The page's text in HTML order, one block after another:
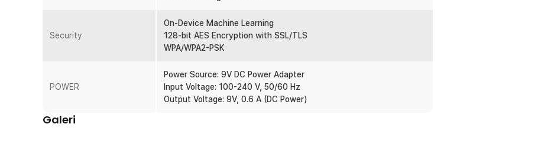
Security
On-Device Machine Learning
128-bit AES Encryption with SSL/TLS
WPA/WPA2-PSK
POWER
Power Source: 9V DC Power Adapter
Input Voltage: 100-240 V, 50/60 Hz
Output Voltage: 9V, 0.6 A (DC Power)
Galeri